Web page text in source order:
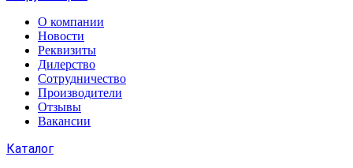
О компании
Новости
Реквизиты
Дилерство
Сотрудничество
Производители
Отзывы
Вакансии
Каталог